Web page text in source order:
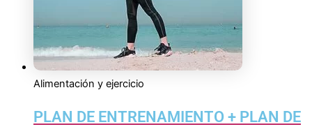
Alimentación y ejercicio
PLAN DE ENTRENAMIENTO + PLAN DE